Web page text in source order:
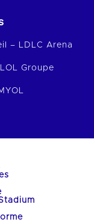
– LDLC Arena
OL Groupe